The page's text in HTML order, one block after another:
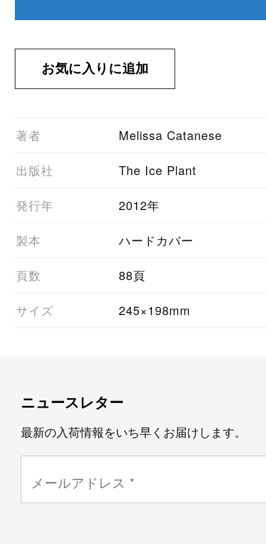
01著者 Melissa Catanese
03出版社 The Ice Plant
05発行年 2012年
06製本 ハードカバー
07頁数 88頁
08サイズ 245×198mm
ニュースレター
最新の入荷情報をいち早くお届けします。